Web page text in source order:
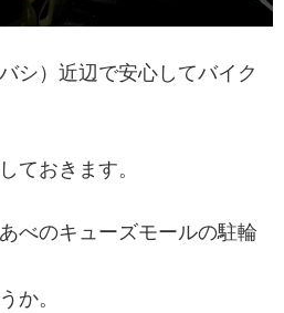
シ）近辺で安心してバイク
ておきます。
べのキューズモールの駐輪
か。